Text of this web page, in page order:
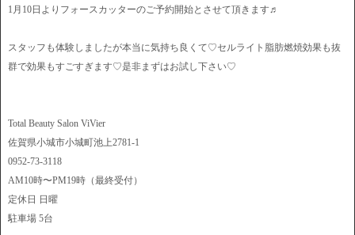
1月10日よりフォースカッターのご予約開始とさせて頂きます♬
スタッフも体験しましたが本当に気持ち良くて♡セルライト脂肪燃焼効果も抜
群で効果もすごすぎます♡是非まずはお試し下さい♡
Total Beauty Salon ViVier
佐賀県小城市小城町池上2781-1
0952-73-3118
AM10時〜PM19時（最終受付）
定休日 日曜
駐車場 5台